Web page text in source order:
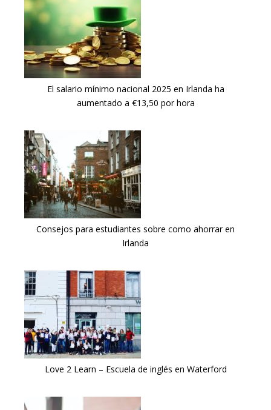
El salario mínimo nacional 2025 en Irlanda ha
aumentado a €13,50 por hora
Consejos para estudiantes sobre como ahorrar en
Irlanda
Love 2 Learn – Escuela de inglés en Waterford